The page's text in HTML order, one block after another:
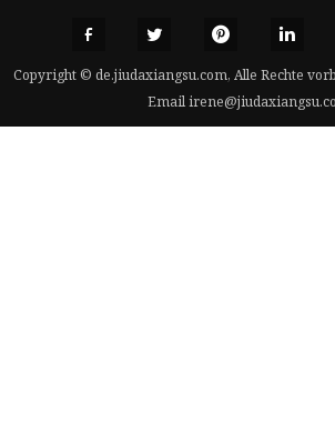
Copyright © de.jiudaxiangsu.com, Alle Rechte
Email